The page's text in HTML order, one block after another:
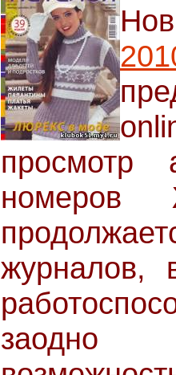
просмотр
номеров
журналов,